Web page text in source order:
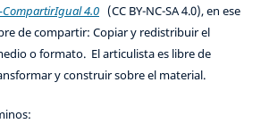
4.0(CC BY-NC-SA 4.0), en ese
de compartir: Copiar y redistribuir el
o formato. El articulista es libre de
y construir sobre el material.